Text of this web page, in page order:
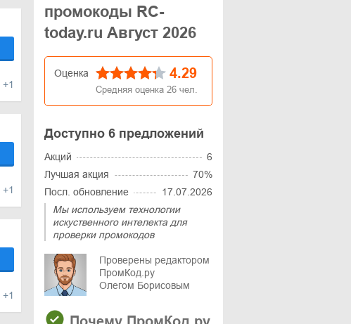
+1
+1
+1
промокоды RC-
today.ru Август 2026
Оценка 4.29
Средняя оценка 26 чел.
Доступно 6 предложений
Акций
6
Лучшая акция
70%
Посл. обновление
17.07.2026
Мы используем технологии
искуственного интелекта для
проверки промокодов
Проверены редактором
ПромКод.ру
Олегом Борисовым